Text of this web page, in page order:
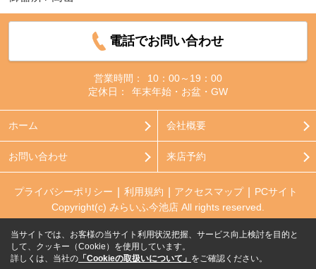
電話でお問い合わせ
営業時間：
10：00～19：00
定休日：
年末年始・お盆・GW
ホーム 会社概要
お問い合わせ 来店予約
プライバシーポリシー 利用規約 アクセスマップ
PCサイト
Copyright(c) みらいふ今池店 All rights reserved.
当サイトでは、お客様の当サイト利用状況把握、サービス向上検討を目的と
して、クッキー（Cookie）を使用しています。
詳しくは、当社の 「Cookieの取扱いについて」 をご確認ください。